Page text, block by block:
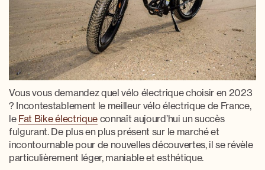
Vous vous demandezquel vélo électrique choisir en 2023
? Incontestablement le meilleur vélo électrique de France,
le Fat Bike électriqueconnaît aujourd’hui un succès
fulgurant. De plus en plus présent sur le marché et
incontournable pour de nouvelles découvertes, il se révèle
particulièrement léger, maniable et esthétique.